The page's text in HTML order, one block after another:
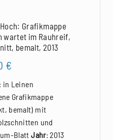
Grafikmappe
wartet im Rauhreif,
bemalt, 2013
€
in Leinen
Grafikmappe
bemalt) mit
und
BlattJahr: 2013